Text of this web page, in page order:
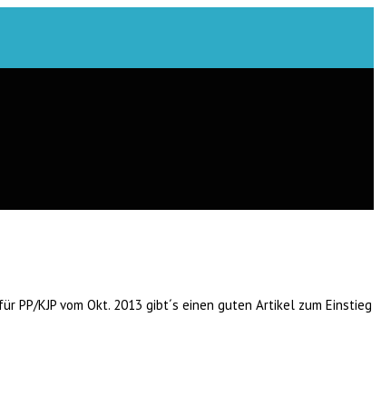
KJP vom Okt. 2013 gibt´s einen guten Artikel zum Einstieg